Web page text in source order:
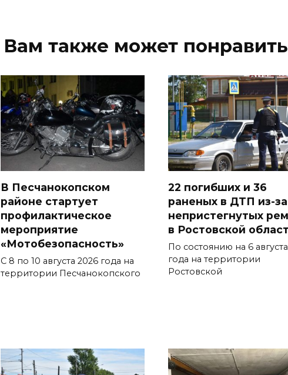
Вам также может
В Песчанокопском
районе стартует
профилактическое
мероприятие
«Мотобезопасность»
С 8 по 10 августа 2026 года на
территории Песчанокопского
22 погибших и 36
раненых в ДТП из-за
непристегнутых
в Ростовской
По состоянию на 6
года на территории
Ростовской